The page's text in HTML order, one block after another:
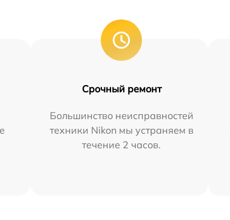
Срочный ремонт
Большинство неисправностей
техники Nikon мы устраняем в
течение 2 часов.